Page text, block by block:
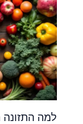
למה התזונה